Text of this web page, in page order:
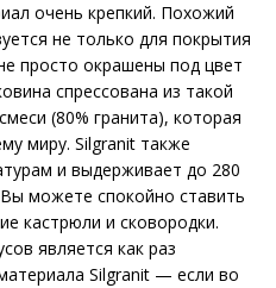
очень крепкий. Похожий
не только для покрытия
просто окрашены под цвет
спрессована из такой
(80% гранита), которая
миру. Silgranit также
и выдерживает до 280
можете спокойно ставить
кастрюли и сковородки.
является как раз
Silgranit — если во